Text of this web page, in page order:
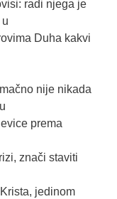
radi njega je
Duha kakvi
nije nikada
prema
znači staviti
jedinom